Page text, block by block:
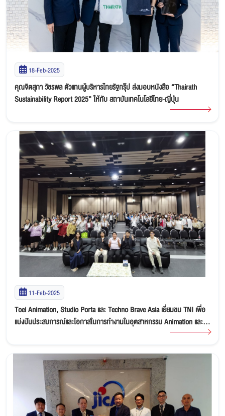
18-Feb-2025
คุณจิตสุภา วัชรพล ตัวแทนผู้บริหารไทยรัฐกรุ๊ป ส่งมอบหนังสือ “Thairath
Sustainability Report 2025” ให้กับ สถาบันเทคโนโลยีไทย-ญี่ปุ่น
11-Feb-2025
Toei Animation, Studio Porta และ Techno Brave Asia เยี่ยมชม TNI เพื่อ
แบ่งปันประสบการณ์และโอกาสในการทำงานในอุตสาหกรรม Animation และ